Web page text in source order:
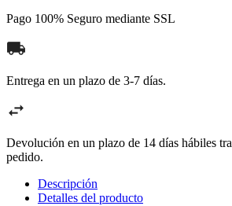
Pago 100% Seguro mediante SSL
Entrega en un plazo de 3-7 días.
Devolución en un plazo de 14 días hábiles
pedido.
Descripción
Detalles del producto